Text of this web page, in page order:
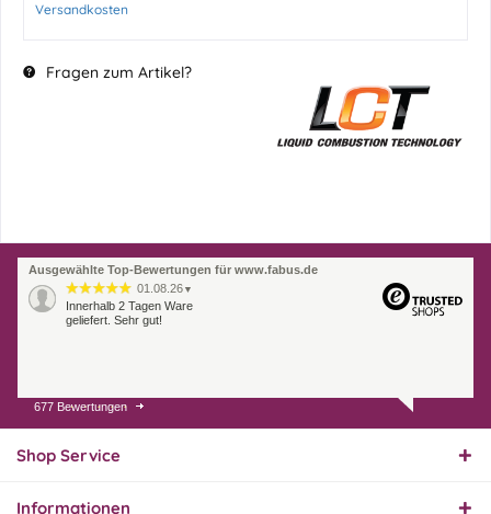
Versandkosten
Fragen zum Artikel?
Ausgewählte Top-Bewertungen für www.fabus.de
01.08.26 ▼
Innerhalb 2 Tagen Ware
geliefert. Sehr gut!
31.07.26
Super schnelle Lieferung,
hervorragend. Gerne
677 Bewertungen
Shop Service
Informationen